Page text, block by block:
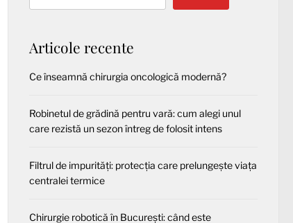
Articole recente
Ce înseamnă chirurgia oncologică modernă?
Robinetul de grădină pentru vară: cum alegi unul
care rezistă un sezon întreg de folosit intens
Filtrul de impurități: protecția care prelungește viața
centralei termice
Chirurgie robotică în București: când este